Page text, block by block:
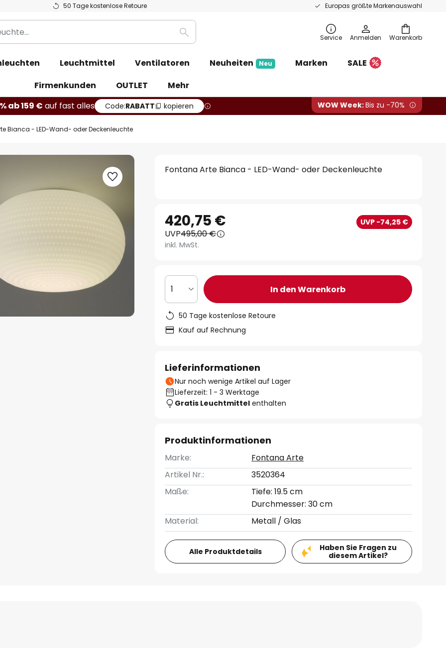
50 Tage kostenlose Retoure Europas größte Markenauswahl
Warenkorb
Suche Service Anmelden
Leuchtmittel Ventilatoren Neuheiten Neu Marken
SALE
Firmenkunden
OUTLET
Mehr
ab 159 € auf fast alles Code:RABATT kopieren WOW Week:Bis zu -70%
Bianca - LED-Wand- oder Deckenleuchte
Fontana Arte Bianca - LED-Wand- oder Deckenleuchte
420,75 € UVP -74,25 €
UVP495,00 €
inkl. MwSt.
1 In den Warenkorb
50 Tage kostenlose Retoure
Kauf auf Rechnung
Lieferinformationen
Nur noch wenige Artikel auf Lager
Lieferzeit: 1 - 3 Werktage
Gratis Leuchtmittel enthalten
Produktinformationen
Marke:
Fontana Arte
Artikel Nr.:
3520364
Maße:
Tiefe: 19.5 cm
Durchmesser: 30 cm
Material:
Metall / Glas
Alle Produktdetails
Haben Sie Fragen zu
diesem Artikel?